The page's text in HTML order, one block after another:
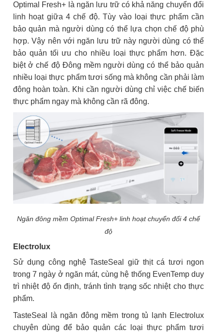
Optimal Fresh+ là ngăn lưu trữ có khả năng chuyển đổi
linh hoạt giữa 4 chế độ. Tùy vào loại thực phẩm cần
bảo quản mà người dùng có thể lựa chọn chế độ phù
hợp. Vậy nên với ngăn lưu trữ này người dùng có thể
bảo quản tối ưu cho nhiều loại thực phẩm hơn. Đặc
biệt ở chế độ Đông mềm người dùng có thể bảo quản
nhiều loại thực phẩm tươi sống mà không cần phải làm
đông hoàn toàn. Khi cần người dùng chỉ việc chế biến
thực phẩm ngay mà không cần rã đông.
Ngăn đông mềm Optimal Fresh+ linh hoạt chuyển đổi 4 chế
độ
Electrolux
Sử dụng công nghệ TasteSeal giữ thịt cá tươi ngon
trong 7 ngày ở ngăn mát, cùng hệ thống EvenTemp duy
trì nhiệt độ ổn định, tránh tình trạng sốc nhiệt cho thực
phẩm.
TasteSeal là ngăn đông mềm trong tủ lạnh Electrolux
chuyên dùng để bảo quản các loại thực phẩm tươi